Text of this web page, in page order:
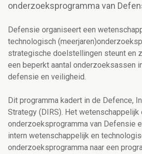
onderzoeksprogramma van
Defensie organiseert een
technologisch
strategische doelstellingen steunt en
een beperkt aantal onderzoeksassen
defensie en veiligheid.
Dit programma kadert in de Defence,
Strategy (DIRS). Het wetenschappelijk
onderzoeksprogramma van Defensie
intern wetenschappelijk en
onderzoeksprogramma naar een